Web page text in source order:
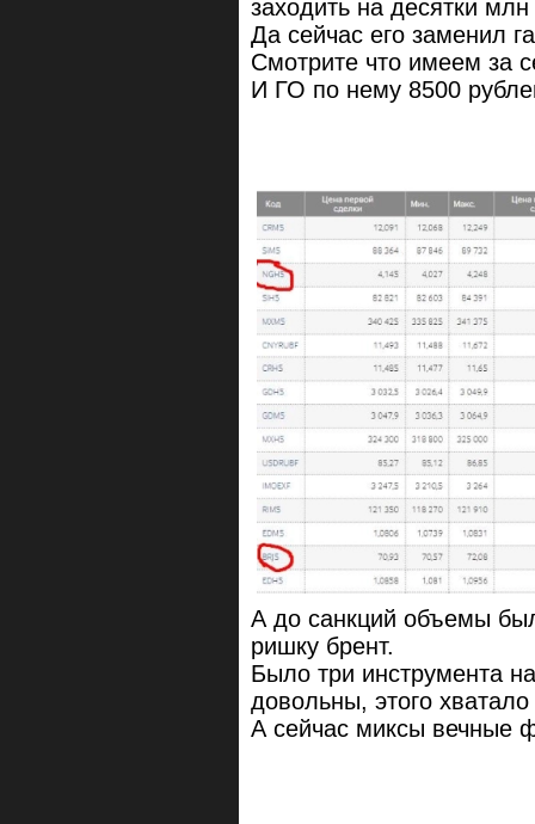
заходить на десятки
Да сейчас его заменил
Смотрите что имеем за
И ГО по нему 8500
А до санкций объемы
ришку брент.
Было три инструмента
довольны, этого хватало
А сейчас миксы вечные